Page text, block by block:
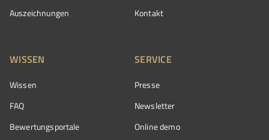
Auszeichnungen
Kontakt
WISSEN
Wissen
FAQ
Bewertungsportale
SERVICE
Presse
Newsletter
Online demo